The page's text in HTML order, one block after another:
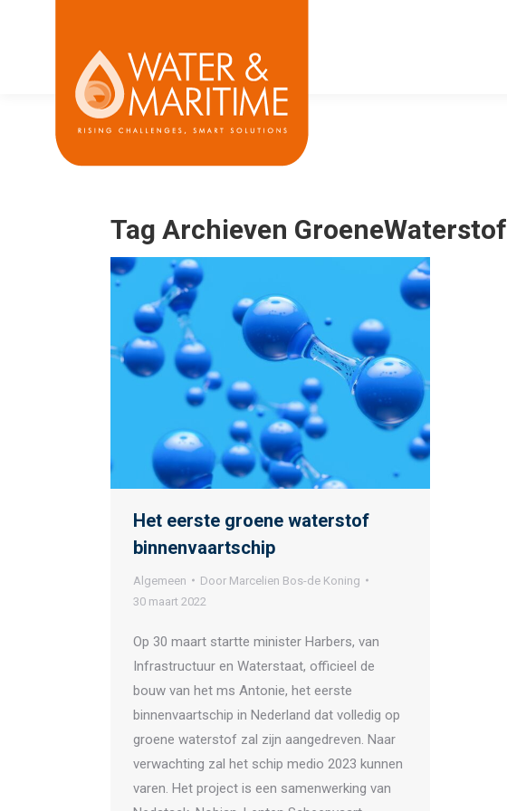
Tag Archieven GroeneWaterstof
Het eerste groene waterstof
binnenvaartschip
Algemeen Door Marcelien Bos-de Koning
30 maart 2022
Op 30 maart startte minister Harbers, van
Infrastructuur en Waterstaat, officieel de
bouw van het ms Antonie, het eerste
binnenvaartschip in Nederland dat volledig op
groene waterstof zal zijn aangedreven. Naar
verwachting zal het schip medio 2023 kunnen
varen. Het project is een samenwerking van